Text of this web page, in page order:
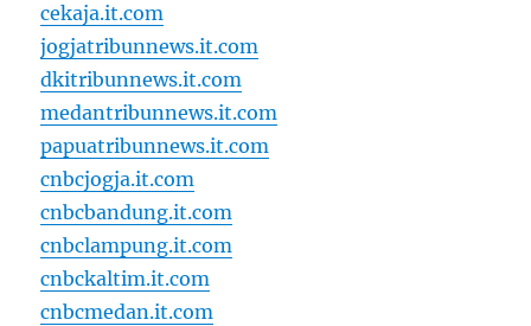
cekaja.it.com
jogjatribunnews.it.com
dkitribunnews.it.com
medantribunnews.it.com
papuatribunnews.it.com
cnbcjogja.it.com
cnbcbandung.it.com
cnbclampung.it.com
cnbckaltim.it.com
cnbcmedan.it.com